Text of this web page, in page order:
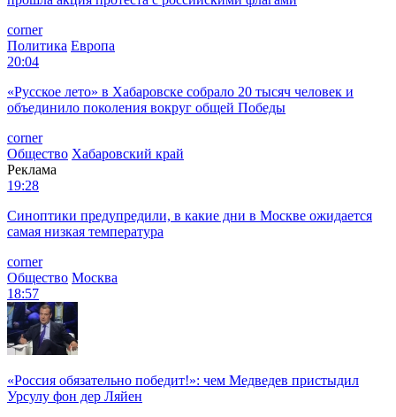
corner
Политика Европа
20:04
«Русское лето» в Хабаровске собрало 20 тысяч человек и
объединило поколения вокруг общей Победы
corner
Общество Хабаровский край
Реклама
19:28
Синоптики предупредили, в какие дни в Москве ожидается
самая низкая температура
corner
Общество Москва
18:57
«Россия обязательно победит!»: чем Медведев пристыдил
Урсулу фон дер Ляйен